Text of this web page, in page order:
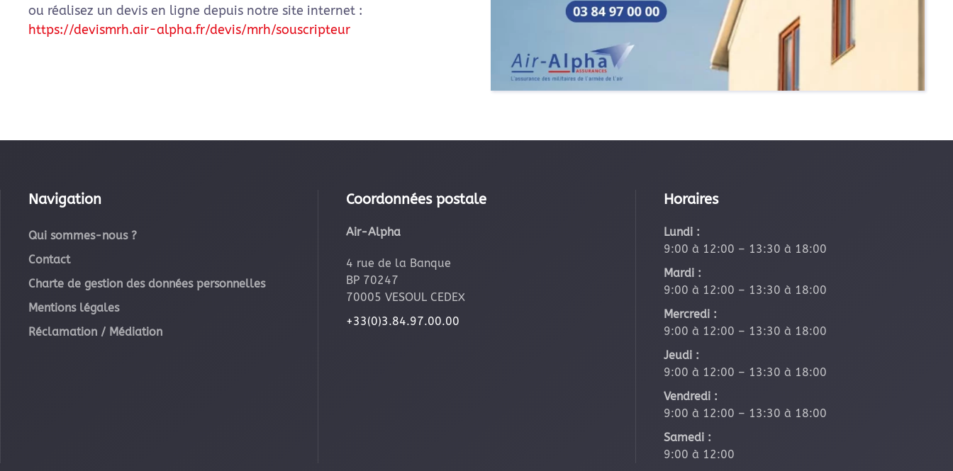
ou réalisez un devis en ligne depuis notre site internet :
https://devismrh.air-alpha.fr/devis/mrh/souscripteur
Navigation
Qui sommes-nous ?
Contact
Charte de gestion des données personnelles
Mentions légales
Réclamation / Médiation
Coordonnées postale
Air-Alpha
4 rue de la Banque
BP 70247
70005 VESOUL CEDEX
+33(0)3.84.97.00.00
Horaires
Lundi :
9:00 à 12:00 – 13:30 à 18:00
Mardi :
9:00 à 12:00 – 13:30 à 18:00
Mercredi :
9:00 à 12:00 – 13:30 à 18:00
Jeudi :
9:00 à 12:00 – 13:30 à 18:00
Vendredi :
9:00 à 12:00 – 13:30 à 18:00
Samedi :
9:00 à 12:00